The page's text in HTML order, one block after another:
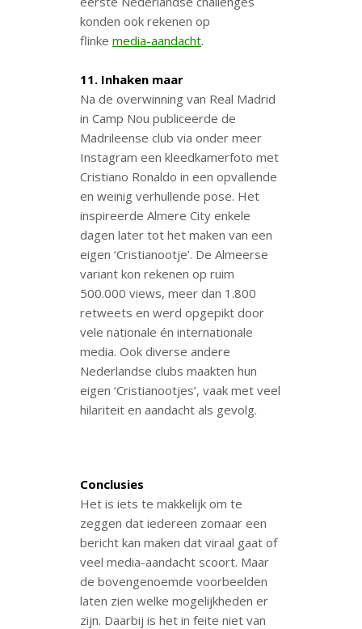
konden ook rekenen op
flinke media-aandacht.
11. Inhaken maar
Na de overwinning van Real Madrid
in Camp Nou publiceerde de
Madrileense club via onder meer
Instagram een kleedkamerfoto met
Cristiano Ronaldo in een opvallende
en weinig verhullende pose. Het
inspireerde Almere City enkele
dagen later tot het maken van een
eigen ‘Cristianootje’. De Almeerse
variant kon rekenen op ruim
500.000 views, meer dan 1.800
retweets en werd opgepikt door
vele nationale én internationale
media. Ook diverse andere
Nederlandse clubs maakten hun
eigen ‘Cristianootjes’, vaak met veel
hilariteit en aandacht als gevolg.
Conclusies
Het is iets te makkelijk om te
zeggen dat iedereen zomaar een
bericht kan maken dat viraal gaat of
veel media-aandacht scoort. Maar
de bovengenoemde voorbeelden
laten zien welke mogelijkheden er
zijn. Daarbij is het in feite niet van